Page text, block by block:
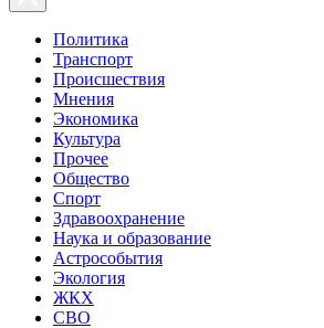
Политика
Транспорт
Происшествия
Мнения
Экономика
Культура
Прочее
Общество
Спорт
Здравоохранение
Наука и образование
Астрособытия
Экология
ЖКХ
СВО